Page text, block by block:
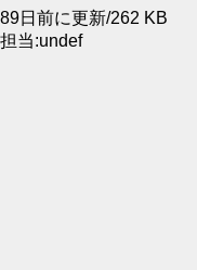
89日前に更新/262 KB
担当:undef